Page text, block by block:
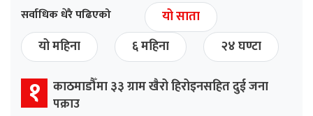
सर्वाधिक धेरै पढिएको
यो साता
यो महिना
६ महिना २४ घण्टा
१ काठमाडौँमा ३३ ग्राम खैरो हिरोइनसहित दुई जना
पक्राउ